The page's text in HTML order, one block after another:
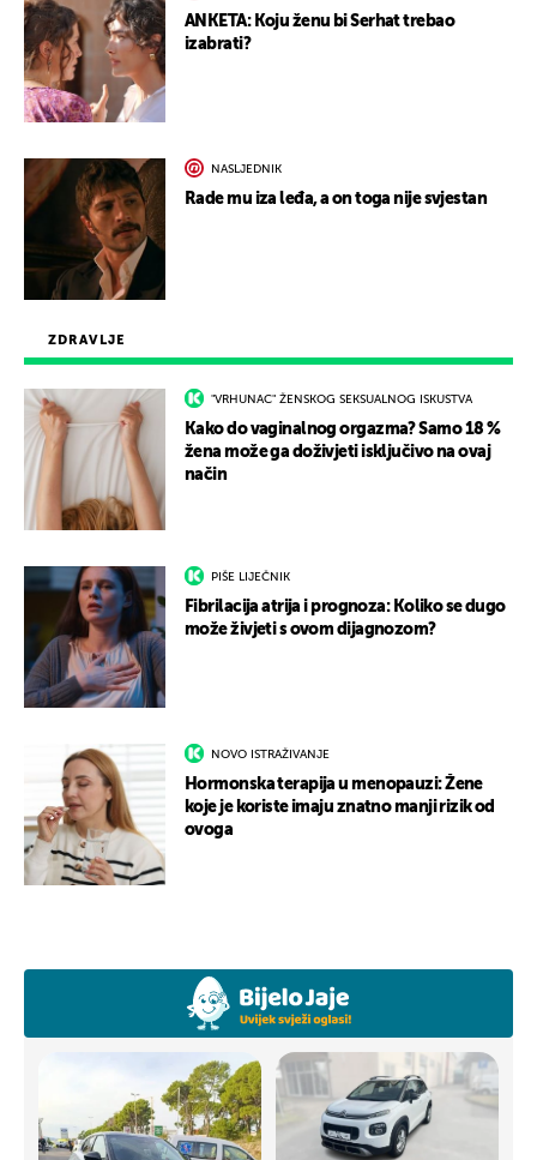
ZDRAVLJE
"VRHUNAC" ŽENSKOG SEKSUALNOG ISKUSTVA
Kako do vaginalnog orgazma? Samo 18 %
žena može ga doživjeti isključivo na ovaj
način
PIŠE LIJEČNIK
Fibrilacija atrija i prognoza: Koliko se dugo
može živjeti s ovom dijagnozom?
NOVO ISTRAŽIVANJE
Hormonska terapija u menopauzi: Žene
koje je koriste imaju znatno manji rizik od
ovoga
ANKETA: Koju ženu bi Serhat trebao
izabrati?
NASLJEDNIK
Rade mu iza leđa, a on toga nije svjestan